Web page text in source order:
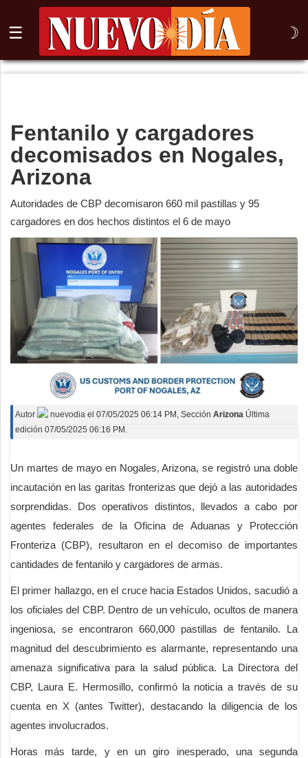
☰ ☽
⌕
Nogales
Columna
México
Arizona
Internacional
Deportes
Espectáculos
Tecnología
Edición Impresa
Fentanilo y cargadores
decomisados en Nogales,
Arizona
Autoridades de CBP decomisaron 660 mil pastillas y 95
cargadores en dos hechos distintos el 6 de mayo
Autor nuevodia el 07/05/2025 06:14 PM , Sección Arizona Última
edición 07/05/2025 06:16 PM.
Un martes de mayo en Nogales, Arizona, se registró una doble
incautación en las garitas fronterizas que dejó a las autoridades
sorprendidas. Dos operativos distintos, llevados a cabo por
agentes federales de la Oficina de Aduanas y Protección
Fronteriza (CBP), resultaron en el decomiso de importantes
cantidades de fentanilo y cargadores de armas.
El primer hallazgo, en el cruce hacia Estados Unidos, sacudió a
los oficiales del CBP. Dentro de un vehículo, ocultos de manera
ingeniosa, se encontraron 660,000 pastillas de fentanilo. La
magnitud del descubrimiento es alarmante, representando una
amenaza significativa para la salud pública. La Directora del
CBP, Laura E. Hermosillo, confirmó la noticia a través de su
cuenta en X (antes Twitter), destacando la diligencia de los
agentes involucrados.
Horas más tarde, y en un giro inesperado, una segunda